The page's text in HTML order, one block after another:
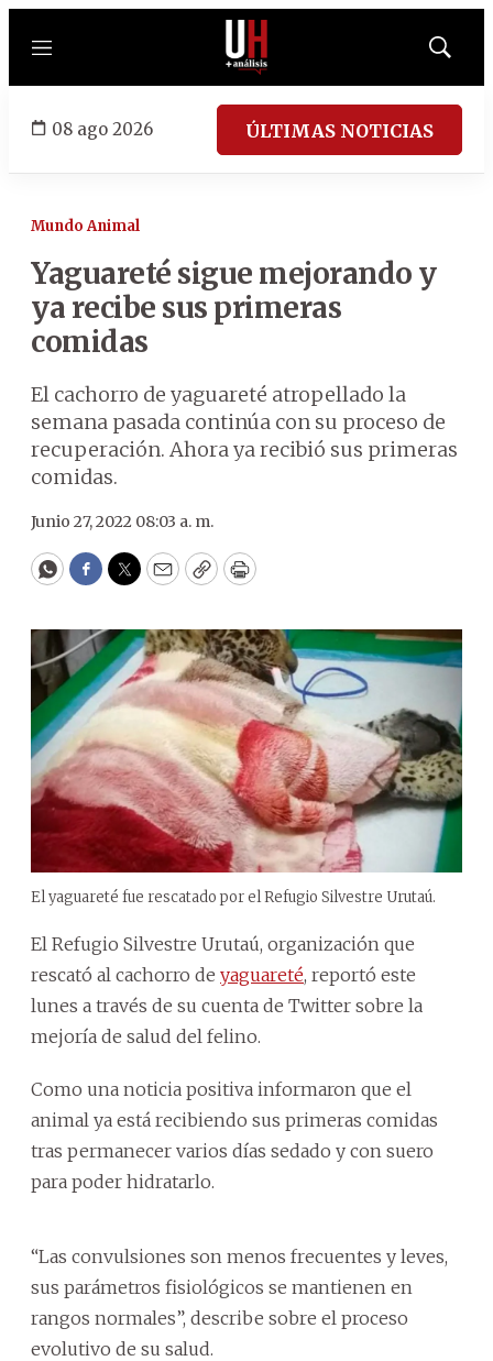
Menú
Mostrar
08 ago 2026 ÚLTIMAS NOTICIAS
Mundo Animal
Yaguareté sigue mejorando y
ya recibe sus primeras
comidas
El cachorro de yaguareté atropellado la
semana pasada continúa con su proceso de
recuperación. Ahora ya recibió sus primeras
comidas.
Junio 27, 2022 08:03 a. m.
WhatsApp
Facebook
Twitter
EmailCopyPrint
El yaguareté fue rescatado por el Refugio Silvestre Urutaú.
El Refugio Silvestre Urutaú, organización que
rescató al cachorro de yaguareté, reportó este
lunes a través de su cuenta de Twitter sobre la
mejoría de salud del felino.
Como una noticia positiva informaron que el
animal ya está recibiendo sus primeras comidas
tras permanecer varios días sedado y con suero
para poder hidratarlo.
“Las convulsiones son menos frecuentes y leves,
sus parámetros fisiológicos se mantienen en
rangos normales”, describe sobre el proceso
evolutivo de su salud.